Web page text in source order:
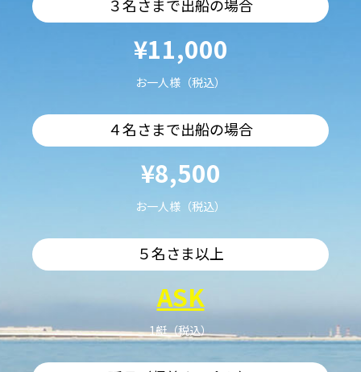
３名さまで出船の場合
¥11,000
お一人様（税込）
４名さまで出船の場合
¥8,500
お一人様（税込）
５名さま以上
ASK
1艇（税込）